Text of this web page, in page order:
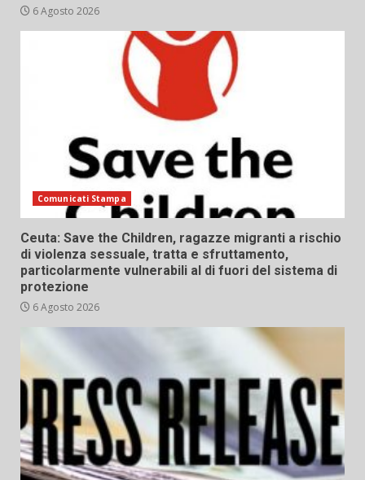
6 Agosto 2026
Comunicati Stampa
Ceuta: Save the Children, ragazze migranti a rischio
di violenza sessuale, tratta e sfruttamento,
particolarmente vulnerabili al di fuori del sistema di
protezione
6 Agosto 2026